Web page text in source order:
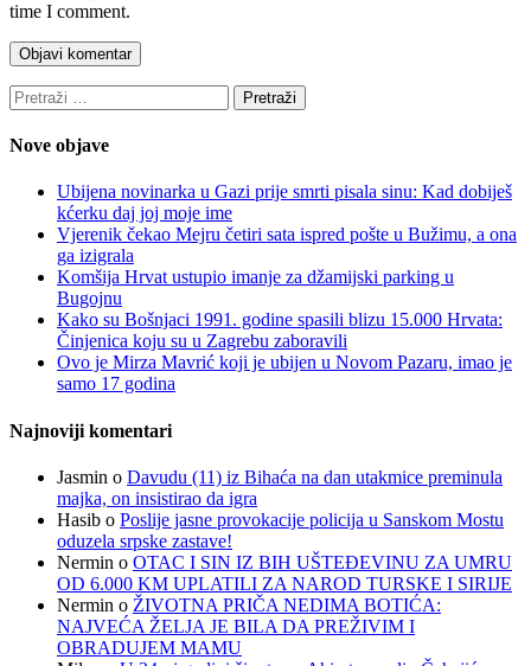
time I comment.
Pretraži:
Nove objave
Ubijena novinarka u Gazi prije smrti pisala sinu: Kad dobiješ
kćerku daj joj moje ime
Vjerenik čekao Mejru četiri sata ispred pošte u Bužimu, a ona
ga izigrala
Komšija Hrvat ustupio imanje za džamijski parking u
Bugojnu
Kako su Bošnjaci 1991. godine spasili blizu 15.000 Hrvata:
Činjenica koju su u Zagrebu zaboravili
Ovo je Mirza Mavrić koji je ubijen u Novom Pazaru, imao je
samo 17 godina
Najnoviji komentari
Jasmin o Davudu (11) iz Bihaća na dan utakmice preminula
majka, on insistirao da igra
Hasib o Poslije jasne provokacije policija u Sanskom Mostu
oduzela srpske zastave!
Nermin o OTAC I SIN IZ BIH UŠTEĐEVINU ZA UMRU
OD 6.000 KM UPLATILI ZA NAROD TURSKE I SIRIJE
Nermin o ŽIVOTNA PRIČA NEDIMA BOTIĆA:
NAJVEĆA ŽELJA JE BILA DA PREŽIVIM I
OBRADUJEM MAMU